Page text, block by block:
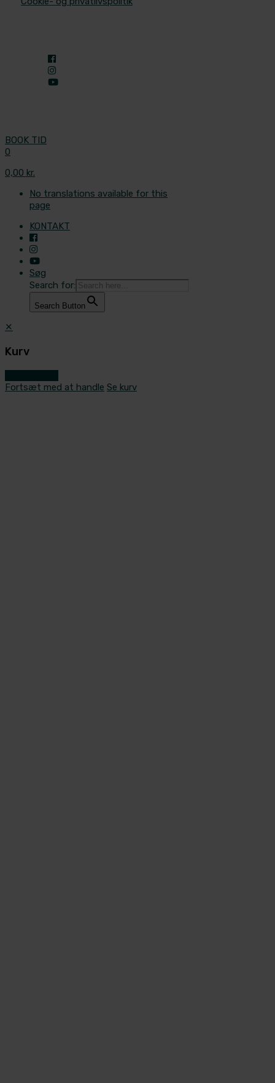
BOOK TID
0
0,00 kr.
No translations available for this
page
KONTAKT
Søg
Search for:
Search Button
✕
Kurv
Fortsæt med at handle Se kurv